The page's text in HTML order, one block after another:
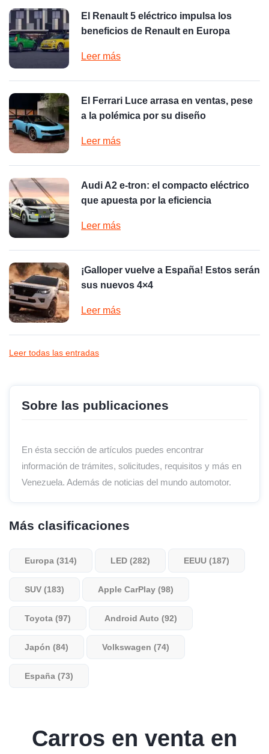
El Renault 5 eléctrico impulsa los
beneficios de Renault en Europa
Leer más
El Ferrari Luce arrasa en ventas, pese
a la polémica por su diseño
Leer más
Audi A2 e-tron: el compacto eléctrico
que apuesta por la eficiencia
Leer más
¡Galloper vuelve a España! Estos serán
sus nuevos 4×4
Leer más
Leer todas las entradas
Sobre las publicaciones
En ésta sección de artículos puedes encontrar
información de trámites, solicitudes, requisitos y más en
Venezuela. Además de noticias del mundo automotor.
Más clasificaciones
Europa (314) LED (282) EEUU (187)
SUV (183) Apple CarPlay (98)
Toyota (97) Android Auto (92)
Japón (84) Volkswagen (74)
España (73)
Carros en venta en